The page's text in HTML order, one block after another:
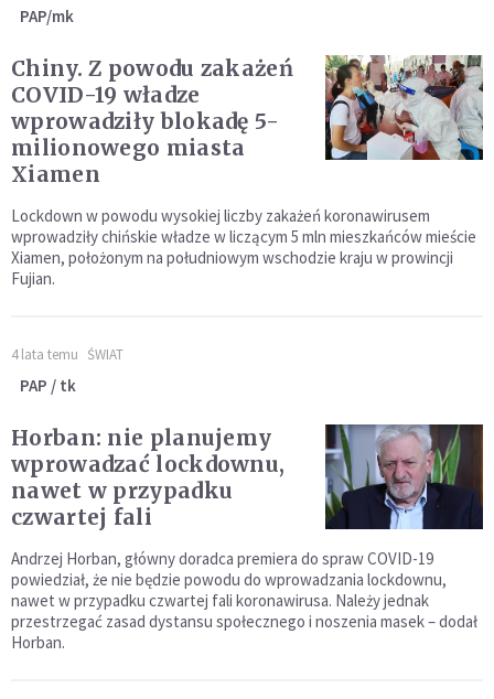
PAP/mk
Chiny. Z powodu zakażeń
COVID-19 władze
wprowadziły blokadę 5-
milionowego miasta
Xiamen
Lockdown w powodu wysokiej liczby zakażeń koronawirusem
wprowadziły chińskie władze w liczącym 5 mln mieszkańców mieście
Xiamen, położonym na południowym wschodzie kraju w prowincji
Fujian.
4 lata temu ŚWIAT
PAP / tk
Horban: nie planujemy
wprowadzać lockdownu,
nawet w przypadku
czwartej fali
Andrzej Horban, główny doradca premiera do spraw COVID-19
powiedział, że nie będzie powodu do wprowadzania lockdownu,
nawet w przypadku czwartej fali koronawirusa. Należy jednak
przestrzegać zasad dystansu społecznego i noszenia masek – dodał
Horban.